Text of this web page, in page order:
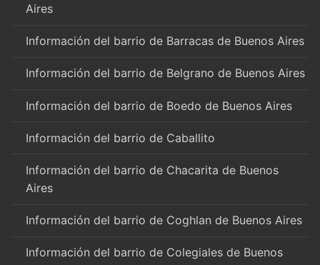
Aires
Información del barrio de Barracas de Buenos Aires
Información del barrio de Belgrano de Buenos Aires
Información del barrio de Boedo de Buenos Aires
Información del barrio de Caballito
Información del barrio de Chacarita de Buenos
Aires
Información del barrio de Coghlan de Buenos Aires
Información del barrio de Colegiales de Buenos